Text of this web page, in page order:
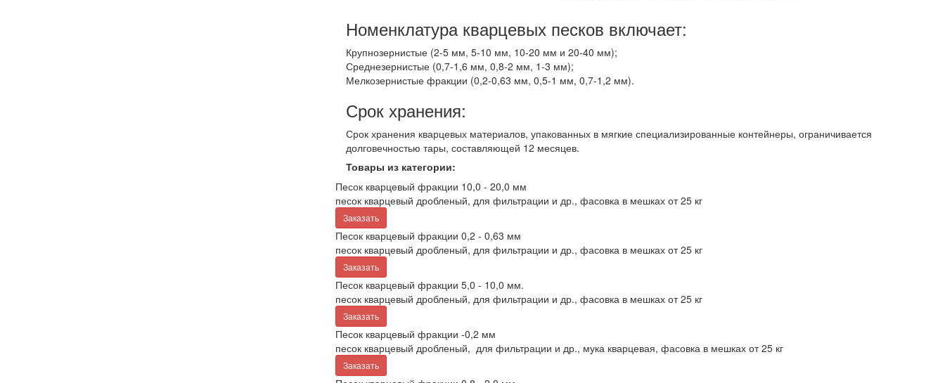
Номенклатура кварцевых песков включает:
Крупнозернистые (2-5 мм, 5-10 мм, 10-20 мм и 20-40 мм);
Среднезернистые (0,7-1,6 мм, 0,8-2 мм, 1-3 мм);
Мелкозернистые фракции (0,2-0,63 мм, 0,5-1 мм, 0,7-1,2 мм).
Срок хранения:
Срок хранения кварцевых материалов, упакованных в мягкие специализированные контейнеры, ограничивается
долговечностью тары, составляющей 12 месяцев.
Товары из категории:
Песок кварцевый фракции 10,0 - 20,0 мм
песок кварцевый дробленый, для фильтрации и др., фасовка в мешках от 25 кг
Заказать
Песок кварцевый фракции 0,2 - 0,63 мм
песок кварцевый дробленый, для фильтрации и др., фасовка в мешках от 25 кг
Заказать
Песок кварцевый фракции 5,0 - 10,0 мм.
песок кварцевый дробленый, для фильтрации и др., фасовка в мешках от 25 кг
Заказать
Песок кварцевый фракции -0,2 мм
песок кварцевый дробленый, для фильтрации и др., мука кварцевая, фасовка в мешках от 25 кг
Заказать